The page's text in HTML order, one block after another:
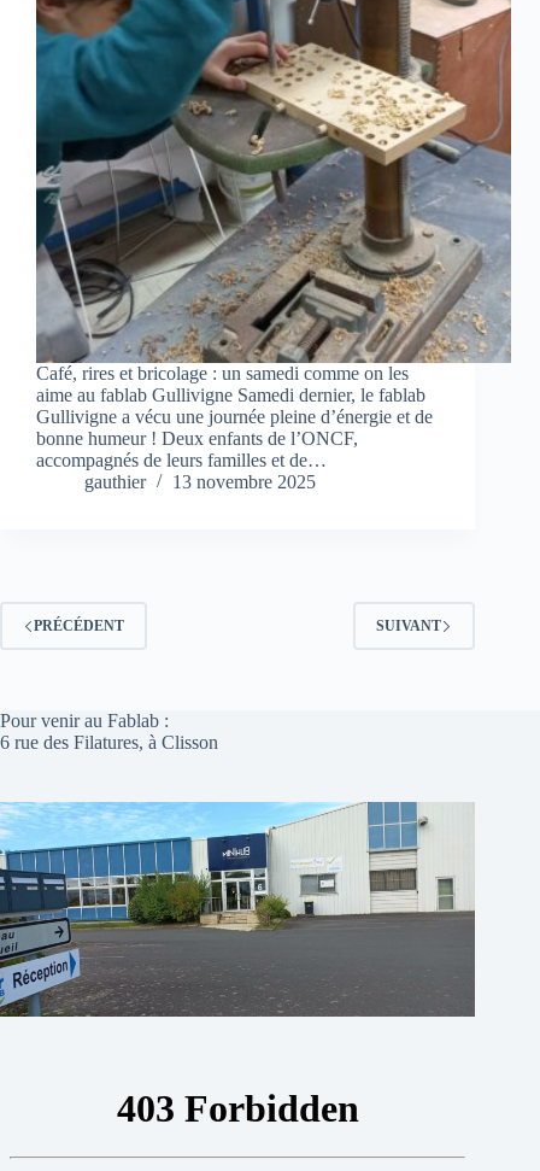
Café, rires et bricolage : un samedi comme on les
aime au fablab Gullivigne Samedi dernier, le fablab
Gullivigne a vécu une journée pleine d’énergie et de
bonne humeur ! Deux enfants de l’ONCF,
accompagnés de leurs familles et de…
gauthier
13 novembre 2025
PRÉCÉDENT SUIVANT
Pour venir au Fablab :
6 rue des Filatures, à Clisson